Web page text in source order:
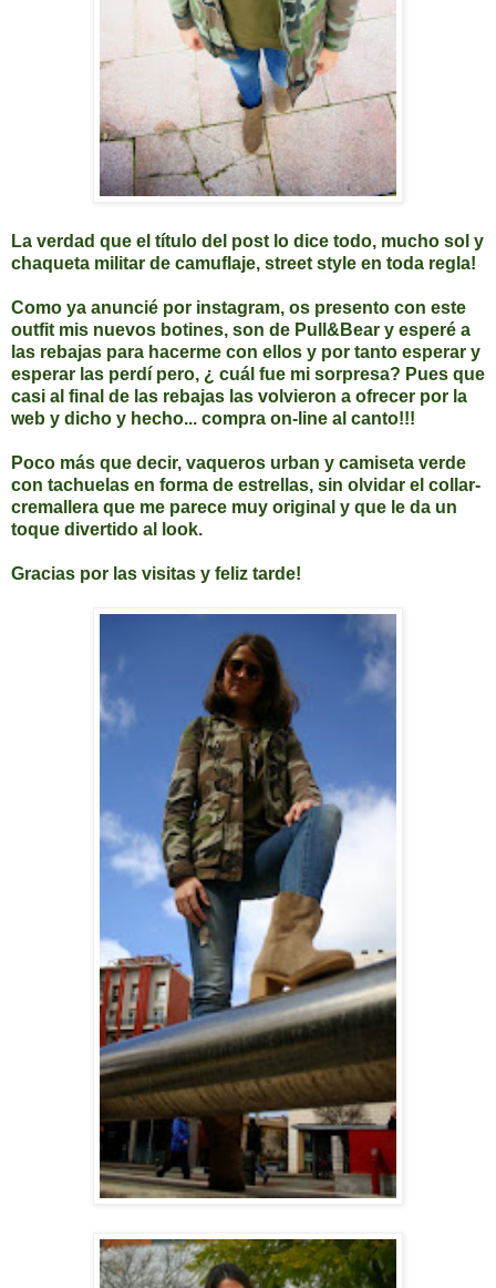
La verdad que el título del post lo dice todo, mucho sol y
chaqueta militar de camuflaje, street style en toda regla!
Como ya anuncié por instagram, os presento con este
outfit mis nuevos botines, son de Pull&Bear y esperé a
las rebajas para hacerme con ellos y por tanto esperar y
esperar las perdí pero, ¿ cuál fue mi sorpresa? Pues que
casi al final de las rebajas las volvieron a ofrecer por la
web y dicho y hecho... compra on-line al canto!!!
Poco más que decir, vaqueros urban y camiseta verde
con tachuelas en forma de estrellas, sin olvidar el collar-
cremallera que me parece muy original y que le da un
toque divertido al look.
Gracias por las visitas y feliz tarde!